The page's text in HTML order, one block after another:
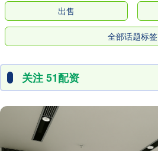
出售
全部话题标签
关注 51配资